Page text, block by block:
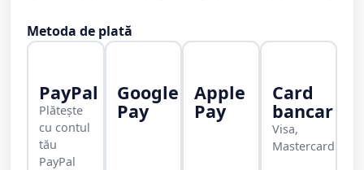
Metoda de plată
PayPal
Plătește
cu contul
tău
PayPal
Google
Pay
Apple
Pay
Card
bancar
Visa,
Mastercard